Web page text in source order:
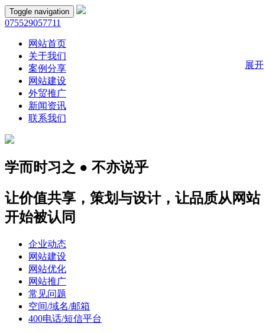
Toggle navigation
075529057711
网站首页
关于我们
案例分享
网站建设
外贸推广
新闻资讯
联系我们
学而时习之 ● 不亦说乎
让价值共享，策划与设计，让品质从网站
开始被认同
企业动态
网站建设
网站优化
网站推广
常见问题
空间/域名/邮箱
400电话/短信平台
展开